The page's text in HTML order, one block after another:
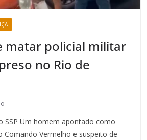
matar policial militar
no Rio de
SSP Um homem apontado como
Comando Vermelho e suspeito de